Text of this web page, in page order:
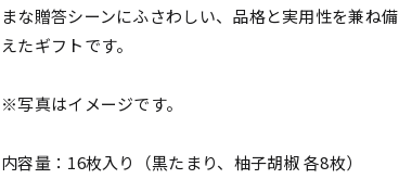
まな贈答シーンにふさわしい、品格と実用性を兼ね備
えたギフトです。
※写真はイメージです。
内容量：16枚入り（黒たまり、柚子胡椒 各8枚）